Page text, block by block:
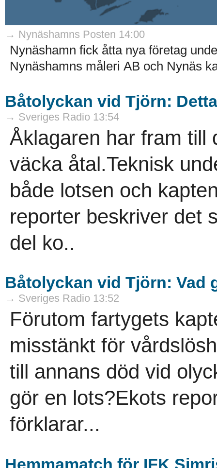
→ Nynäshamns Posten 14:00
Nynäshamn fick åtta nya företag
Nynäshamns måleri AB och Nynäs
Båtolyckan vid Tjörn:
→ Sveriges Radio 13:54
Åklagaren har fram till
väcka åtal.Teknisk
både lotsen och
reporter beskriver det
del ko..
Båtolyckan vid Tjörn: Vad
→ Sveriges Radio 13:52
Förutom fartygets
misstänkt för
till annans död vid
gör en lots?Ekots
förklarar...
Hemmamatch för IFK